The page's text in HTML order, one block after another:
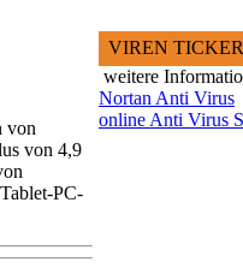
von
von 4,9
PC-
VIREN TICKER
weitere
Nortan Anti Virus
online Anti Virus